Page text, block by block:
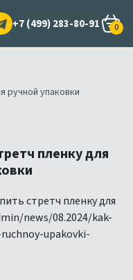
+7 (499) 283-80-91 0
ручной упаковки
пленку для